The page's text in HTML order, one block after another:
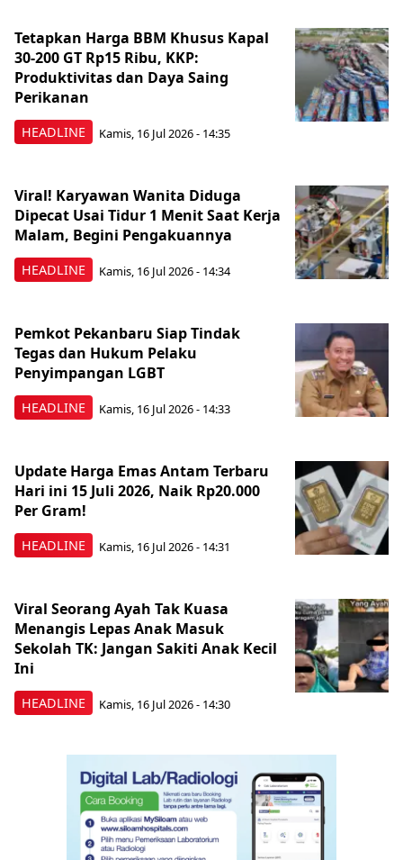
HEADLINE
Tetapkan Harga BBM Khusus Kapal
30-200 GT Rp15 Ribu, KKP:
Produktivitas dan Daya Saing
Perikanan
Kamis, 16 Jul 2026 - 14:35
HEADLINE
Viral! Karyawan Wanita Diduga
Dipecat Usai Tidur 1 Menit Saat Kerja
Malam, Begini Pengakuannya
Kamis, 16 Jul 2026 - 14:34
HEADLINE
Pemkot Pekanbaru Siap Tindak
Tegas dan Hukum Pelaku
Penyimpangan LGBT
Kamis, 16 Jul 2026 - 14:33
HEADLINE
Update Harga Emas Antam Terbaru
Hari ini 15 Juli 2026, Naik Rp20.000
Per Gram!
Kamis, 16 Jul 2026 - 14:31
HEADLINE
Viral Seorang Ayah Tak Kuasa
Menangis Lepas Anak Masuk
Sekolah TK: Jangan Sakiti Anak Kecil
Ini
Kamis, 16 Jul 2026 - 14:30